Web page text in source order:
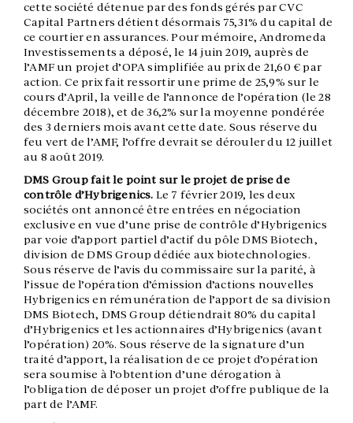
cette société détenue par des fonds gérés par CVC
Capital Partners détient désormais 75,31% du capital de
ce courtier en assurances. Pour mémoire, Andromeda
Investissements a déposé, le 14 juin 2019, auprès de
l’AMF un projet d’OPA simplifiée au prix de 21,60 € par
action. Ce prix fait ressortir une prime de 25,9% sur le
cours d’April, la veille de l’annonce de l’opération (le 28
décembre 2018), et de 36,2% sur la moyenne pondérée
des 3 derniers mois avant cette date. Sous réserve du
feu vert de l’AMF, l’offre devrait se dérouler du 12 juillet
au 8 août 2019.
DMS Group fait le point sur le projet de prise de
contrôle d’Hybrigenics. Le 7 février 2019, les deux
sociétés ont annoncé être entrées en négociation
exclusive en vue d’une prise de contrôle d’Hybrigenics
par voie d’apport partiel d’actif du pôle DMS Biotech,
division de DMS Group dédiée aux biotechnologies.
Sous réserve de l’avis du commissaire sur la parité, à
l’issue de l’opération d’émission d’actions nouvelles
Hybrigenics en rémunération de l’apport de sa division
DMS Biotech, DMS Group détiendrait 80% du capital
d’Hybrigenics et les actionnaires d’Hybrigenics (avant
l’opération) 20%. Sous réserve de la signature d’un
traité d’apport, la réalisation de ce projet d’opération
sera soumise à l’obtention d’une dérogation à
l’obligation de déposer un projet d’offre publique de la
part de l’AMF.